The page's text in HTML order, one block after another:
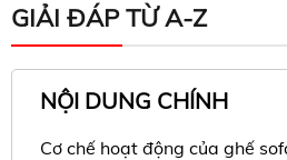
GIẢI ĐÁP TỪ A-Z
NỘI DUNG CHÍNH
Cơ chế hoạt động của ghế